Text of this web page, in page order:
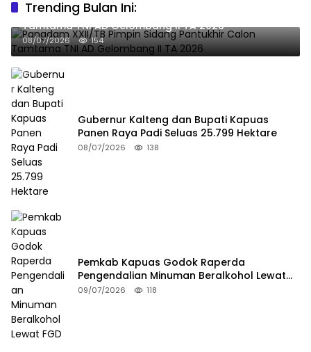
Trending Bulan Ini:
Pangdam XXII/TB Pimpin Sidang Pantukhir Calon
Tamtama TNI AD Gelombang II TA 2026
08/07/2026 154
Gubernur Kalteng dan Bupati Kapuas
Panen Raya Padi Seluas 25.799 Hektare
08/07/2026 138
Pemkab Kapuas Godok Raperda
Pengendalian Minuman Beralkohol Lewat
FGD
09/07/2026 118